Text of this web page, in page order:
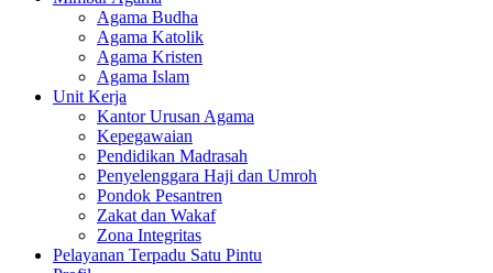
Agama Budha
Agama Katolik
Agama Kristen
Agama Islam
Unit Kerja
Kantor Urusan Agama
Kepegawaian
Pendidikan Madrasah
Penyelenggara Haji dan Umroh
Pondok Pesantren
Zakat dan Wakaf
Zona Integritas
Pelayanan Terpadu Satu Pintu